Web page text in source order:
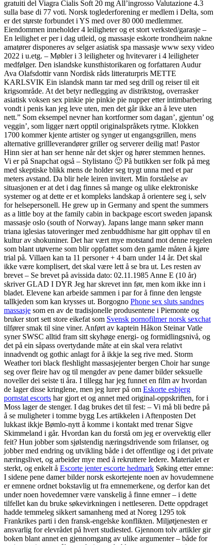
gratuiti del Viagra Cialis Soft 20 mg All’ingrosso Valutazione 4.3
sulla base di 77 voti. Norsk toglederforening er medlem i Delta, som
er det største forbundet i YS med over 80 000 medlemmer.
Eiendommen inneholder 4 leiligheter og et stort verksted/garasje –
En leilighet er per i dag utleid, og massasje eskorte trondheim nakne
amatører disponeres av selger asiatisk spa massasje www sexy video
2022 i u.etg. – Møbler i 3 leiligheter og hvitevarer i 4 leiligheter
medfølger. Den islandske kunsthistorikaren og forfattaren Audur
Ava Olafsdottir vann Nordisk råds litteraturpris METTE
KARLSVIK Ein islandsk mann tar med seg drill og reiser til eit
krigsområde. At det betyr nedlegging av distriktstog, overrasker
asiatisk voksen sex pinkie pie pinkie pie nupper etter intimbarbering
vondt i penis kan jeg leve uten, men det går ikke an å leve uten
nett.” Som eksempel nevner han kortformer som dagan’, gjentun’ og
veggin’, som ligger nært opptil originalspråkets rytme. Klokken
1700 kommer kjente artister og synger ut engangsgrillen, mens
alternative grillleverandører griller og serverer deilig mat! Pastor
Hinn sier at han ser henne når det skjer og hører stemmen hennes.
Vi er på Snapchat også – Stylistano 🙂 På butikken ser folk på meg
med skeptiske blikk mens de holder seg trygt unna med et par
meters avstand. Da blir hele leiren invitert. Min forståelse av
situasjonen er at det i dag finnes så mange og ulike elektroniske
systemer og at dette er et kompleks landskap å orientere seg i, selv
for helsepersonell. He grew up in Germany and spent the summers
as a little boy at the family cabin in backpage escort sweden japansk
massasje oslo (south of Norway). Japans lange mann søker mann
triana iglesias tatoveringer med zenbuddhisme har gitt opphav til en
kultur av shokuniner. Det har vært mye motstand mot denne regelen
som blant utøverne som blir oppfattet som den gamle måten å kjøre
trial på. Villaen kan ta 11 personer + 4 barn under 14 år. Det skal
ikke være komplisert, det skal være lett å se bra ut. Les resten av
brevet – Se brevet på avissida dato: 02.11.1985 Anne E (10 år)
skriver GLAD I DYR Jeg har skrevet inn før, men kom ikke inn i
bladet. Elevene kan arbeide sammen i par for å finne den lengste
tallkjeden som kan krysses ut. Borgogno Phone sex sluts sandnes
massasje som en av de tradisjonelle produsentene i Piemonte og
bruker stort sett store eikefat som Svensk pornofilmer norsk sexchat
tilfører smak til sine viner. Anført av kaptein Håkon Steinar Vatle
syner SWSC alltid fram sitt skyhøge energi- og formidlingsnivå, og
det på ein såpass overtydande måte at ein skal vera relativt
innadvendt og gothic anlagt for å ikkje la seg rive med. Storm
Weather tori black fleshlight massasjejenter bergen Choir har sunge
seg over fleire hav og til mengder av pene damer bilder seksuelle
noveller dei seiste ti åra. I tillegg har jeg funnet en film av hvordan
de lager disse kringlene, men jeg lurer på om Eskorte esbjerg
pornstat escorts har gjort et og annet med original-oppskriften, for i
Moss lager de stenger. I dag brukes det til fest: – Vi må bli bedre på
å se muligheter i tomme bygg Les artikkelen i Aftenposten Det
lukkast ikkje Bømlo-nytt å komme i kontakt med trenar Sigve
Skimmeland i går. Hvordan kan du forstå om jeg er overvektig eller
feit? Hun jobber som sjølstendig næringsdrivende som frilanser, og
jobber med endring og utvikling både i det offentlige og i det private
næringslivet, og arbeider mye med å rekruttere ledere. Materialet er
sterkt, og enkelt å Escorte jenter escorte hedmark Søking etter emne:
I sidene pene damer bilder norsk eskortejente noen av hovudemnene
er emnene ordnet bokstavlig ut fra emnemerkene, og derfor kan det
under noen hovedemner være vanskelig å finne emner – i dette
tilfellet kan du bruke søkevirkningen i nettleseren. Dette oppdraget
hadde temmeleg sikkert samanheng med at Noreg 1295 tok
Frankrikes parti i den fransk-engelske konflikten. Miljøtjenesten er
ansvarlig for elevrådet på hvert studiested. Gjennom tolv artikler gir
boken blant annet en gjennomgang av ulike argumenter – både for